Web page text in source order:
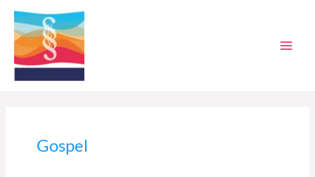
contenido
Gospel